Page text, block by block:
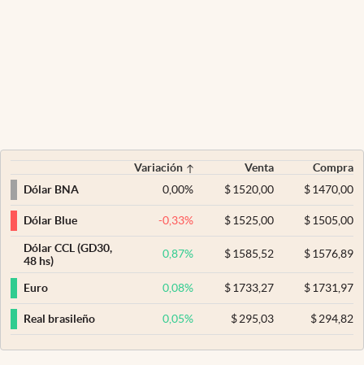
Variación Venta
Compra
Dólar BNA
0,00% $ 1520,00 $1470,00
Dólar Blue -0,33% $ 1525,00 $1505,00
Dólar CCL (GD30,
48 hs)
0,87% $ 1585,52 $1576,89
Euro 0,08% $ 1733,27 $1731,97
Real brasileño 0,05% $ 295,03 $294,82